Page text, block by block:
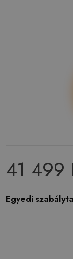
41 499
Egyedi